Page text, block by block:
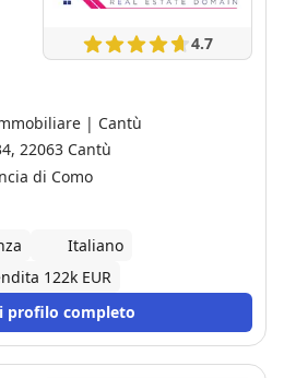
4.7
| Cantù
22063 Cantù
di Como
Italiano
122k EUR
profilo completo